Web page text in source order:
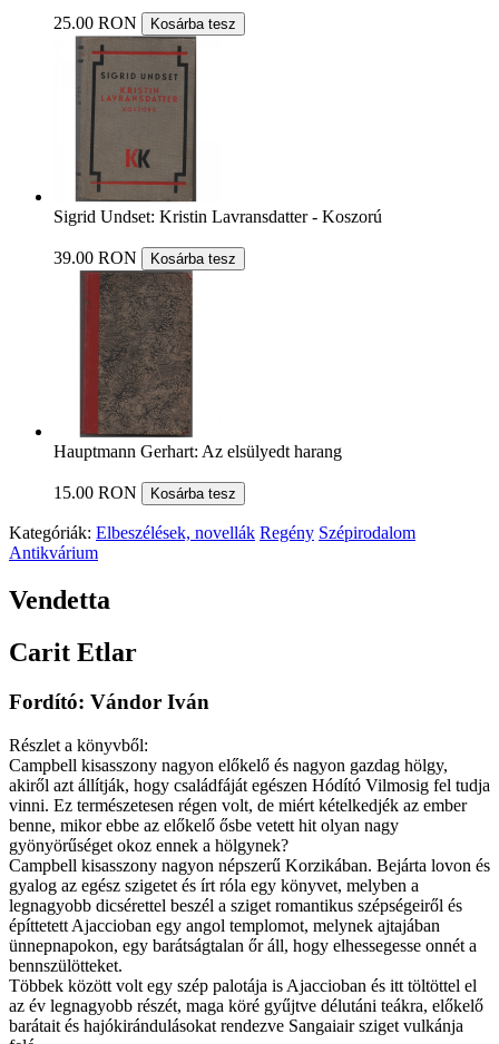
25.00 RON Kosárba tesz
Sigrid Undset: Kristin Lavransdatter - Koszorú
39.00 RON Kosárba tesz
Hauptmann Gerhart: Az elsülyedt harang
15.00 RON Kosárba tesz
Kategóriák: Elbeszélések, novellák Regény Szépirodalom
Antikvárium
Vendetta
Carit Etlar
Fordító: Vándor Iván
Részlet a könyvből:
Campbell kisasszony nagyon előkelő és nagyon gazdag hölgy,
akiről azt állítják, hogy családfáját egészen Hódító Vilmosig fel tudja
vinni. Ez természetesen régen volt, de miért kételkedjék az ember
benne, mikor ebbe az előkelő ősbe vetett hit olyan nagy
gyönyörűséget okoz ennek a hölgynek?
Campbell kisasszony nagyon népszerű Korzikában. Bejárta lovon és
gyalog az egész szigetet és írt róla egy könyvet, melyben a
legnagyobb dicsérettel beszél a sziget romantikus szépségeiről és
építtetett Ajaccioban egy angol templomot, melynek ajtajában
ünnepnapokon, egy barátságtalan őr áll, hogy elhessegesse onnét a
bennszülötteket.
Többek között volt egy szép palotája is Ajaccioban és itt töltöttel el
az év legnagyobb részét, maga köré gyűjtve délutáni teákra, előkelő
barátait és hajókirándulásokat rendezve Sangaiair sziget vulkánja